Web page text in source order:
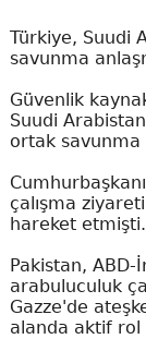
Türkiye, Suudi
savunma
Güvenlik
Suudi
ortak savunma
çalışma
hareket etmişti.
Pakistan, ABD-
arabuluculuk
Gazze'de
alanda aktif rol